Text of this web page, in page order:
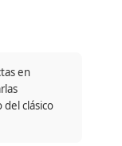
en
clásico